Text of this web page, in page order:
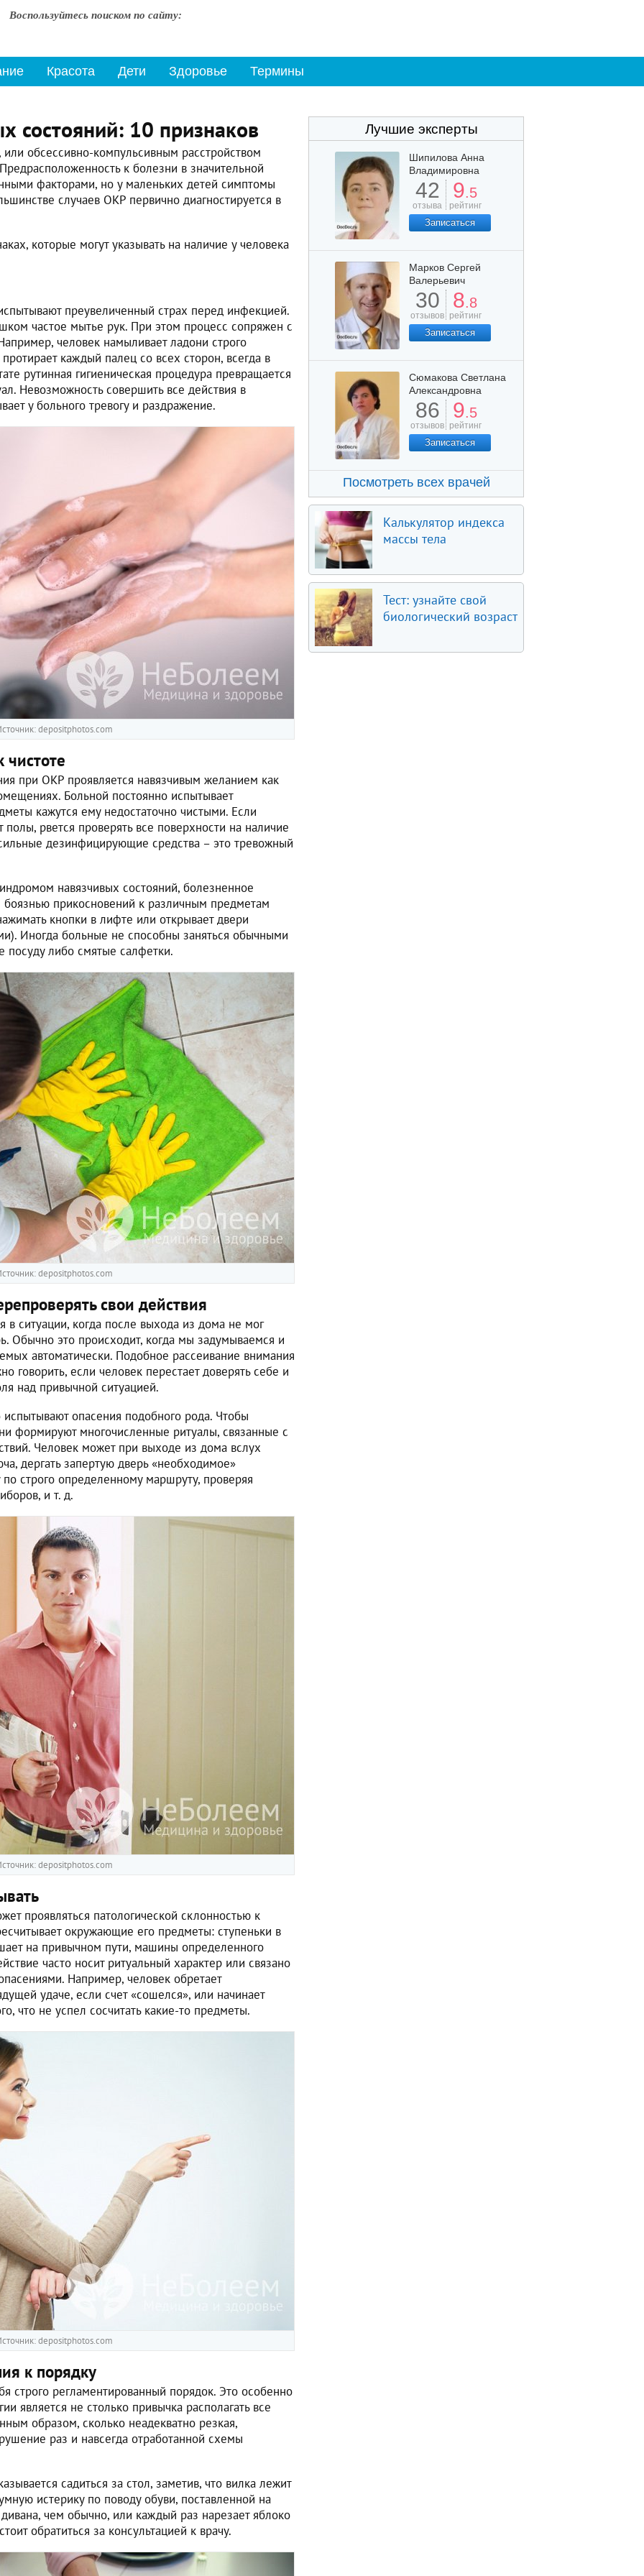
Воспользуйтесь поиском по сайту:
Красота Дети Здоровье Термины
состояний: 10 признаков
обсессивно-компульсивным расстройством
к болезни в значительной
факторами, но у маленьких детей симптомы
случаев ОКР первично диагностируется в
которые могут указывать на наличие у человека
преувеличенный страх перед инфекцией.
частое мытье рук. При этом процесс сопряжен с
человек намыливает ладони строго
каждый палец со всех сторон, всегда в
рутинная гигиеническая процедура превращается
Невозможность совершить все действия в
у больного тревогу и раздражение.
depositphotos.com
чистоте
при ОКР проявляется навязчивым желанием как
Больной постоянно испытывает
кажутся ему недостаточно чистыми. Если
рвется проверять все поверхности на наличие
дезинфицирующие средства – это тревожный
навязчивых состояний, болезненное
боязнью прикосновений к различным предметам
кнопки в лифте или открывает двери
Иногда больные не способны заняться обычными
посуду либо смятые салфетки.
depositphotos.com
свои действия
в ситуации, когда после выхода из дома не мог
Обычно это происходит, когда мы задумываемся и
автоматически. Подобное рассеивание внимания
говорить, если человек перестает доверять себе и
над привычной ситуацией.
опасения подобного рода. Чтобы
формируют многочисленные ритуалы, связанные с
Человек может при выходе из дома вслух
дергать запертую дверь «необходимое»
по строго определенному маршруту, проверяя
и т. д.
depositphotos.com
проявляться патологической склонностью к
окружающие его предметы: ступеньки в
на привычном пути, машины определенного
часто носит ритуальный характер или связано
Например, человек обретает
удаче, если счет «сошелся», или начинает
что не успел сосчитать какие-то предметы.
depositphotos.com
к порядку
строго регламентированный порядок. Это особенно
является не столько привычка располагать все
образом, сколько неадекватно резкая,
раз и навсегда отработанной схемы
садиться за стол, заметив, что вилка лежит
истерику по поводу обуви, поставленной на
чем обычно, или каждый раз нарезает яблоко
обратиться за консультацией к врачу.
Лучшие эксперты
Шипилова Анна
Владимировна
42
отзыва
9.5
рейтинг
Записаться
Марков Сергей
Валерьевич
30
отзывов
8.8
рейтинг
Записаться
Сюмакова Светлана
Александровна
86
отзывов
9.5
рейтинг
Записаться
Посмотреть всех врачей
Калькулятор индекса
массы тела
Тест: узнайте свой
биологический возраст